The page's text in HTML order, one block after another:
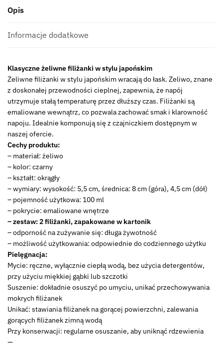
2
100
Cast
iron
japanese
cups
2
22170603
-
new
mo
Opis
Informacje dodatkowe
Klasyczne żeliwne filiżanki w stylu japońskim
Żeliwne filiżanki w stylu japońskim wracają do łask. Żeliwo, znane
z doskonałej przewodności cieplnej, zapewnia, że napój
utrzymuje stałą temperaturę przez dłuższy czas. Filiżanki są
emaliowane wewnątrz, co pozwala zachować smak i klarowność
napoju. Idealnie komponują się z czajniczkiem dostępnym w
naszej ofercie.
Cechy produktu:
– materiał: żeliwo
– kolor: czarny
– kształt: okrągły
– wymiary: wysokość: 5,5 cm, średnica: 8 cm (góra), 4,5 cm (dół)
– pojemność użytkowa: 100 ml
– pokrycie: emaliowane wnętrze
– zestaw: 2 filiżanki, zapakowane w kartonik
– odporność na zużywanie się: długa żywotność
– możliwość użytkowania: odpowiednie do codziennego użytku
Pielęgnacja:
Mycie: ręczne, wyłącznie ciepłą wodą, bez użycia detergentów,
przy użyciu miękkiej gąbki lub szczotki
Suszenie: dokładnie osuszyć po umyciu, unikać przechowywania
mokrych filiżanek
Unikać: stawiania filiżanek na gorącej powierzchni, zalewania
gorących filiżanek zimną wodą
Przy konserwacji: regularne osuszanie, aby uniknąć rdzewienia
—